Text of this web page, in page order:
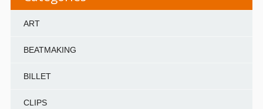
ART
BEATMAKING
BILLET
CLIPS